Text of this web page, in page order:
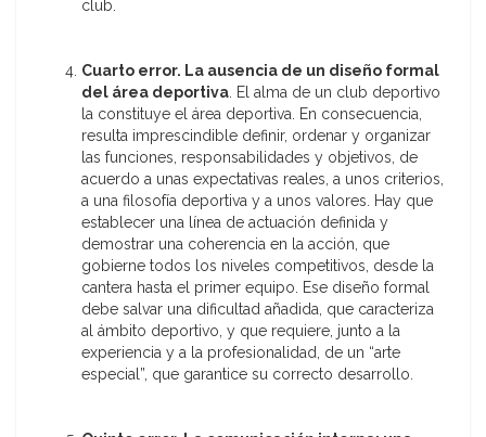
club.
Cuarto error. La ausencia de un diseño formal
del área deportiva. El alma de un club deportivo
la constituye el área deportiva. En consecuencia,
resulta imprescindible definir, ordenar y organizar
las funciones, responsabilidades y objetivos, de
acuerdo a unas expectativas reales, a unos criterios,
a una filosofía deportiva y a unos valores. Hay que
establecer una línea de actuación definida y
demostrar una coherencia en la acción, que
gobierne todos los niveles competitivos, desde la
cantera hasta el primer equipo. Ese diseño formal
debe salvar una dificultad añadida, que caracteriza
al ámbito deportivo, y que requiere, junto a la
experiencia y a la profesionalidad, de un “arte
especial”, que garantice su correcto desarrollo.